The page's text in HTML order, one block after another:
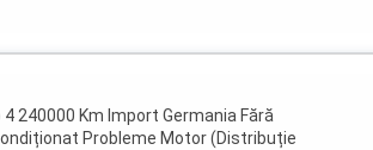
4 240000 Km Import Germania Fără
Probleme Motor (Distribuție